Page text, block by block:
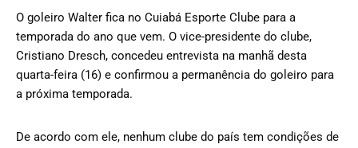
O goleiro Walter fica no Cuiabá Esporte Clube para a
temporada do ano que vem. O vice-presidente do clube,
Cristiano Dresch, concedeu entrevista na manhã desta
quarta-feira (16) e confirmou a permanência do goleiro para
a próxima temporada.
De acordo com ele, nenhum clube do país tem condições de